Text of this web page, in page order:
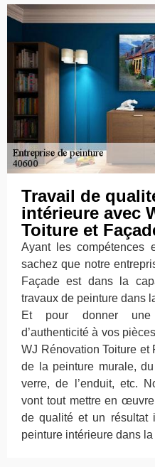
Travail de
intérieure avec
Toiture et
Ayant les compétences
sachez que notre
Façade est dans la
travaux de peinture dans
Et pour donner une
d’authenticité à vos
WJ Rénovation Toiture et
de la peinture murale,
verre, de l’enduit, etc.
vont tout mettre en
de qualité et un résultat
peinture intérieure dans